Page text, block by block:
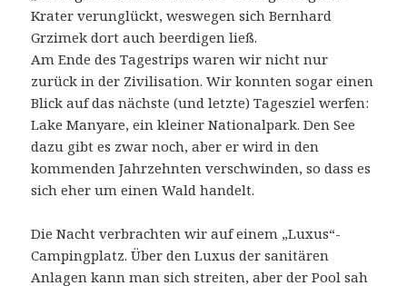
Krater verunglückt, weswegen sich Bernhard
Grzimek dort auch beerdigen ließ.
Am Ende des Tagestrips waren wir nicht nur
zurück in der Zivilisation. Wir konnten sogar einen
Blick auf das nächste (und letzte) Tagesziel werfen:
Lake Manyare, ein kleiner Nationalpark. Den See
dazu gibt es zwar noch, aber er wird in den
kommenden Jahrzehnten verschwinden, so dass es
sich eher um einen Wald handelt.
Die Nacht verbrachten wir auf einem „Luxus“-
Campingplatz. Über den Luxus der sanitären
Anlagen kann man sich streiten, aber der Pool sah